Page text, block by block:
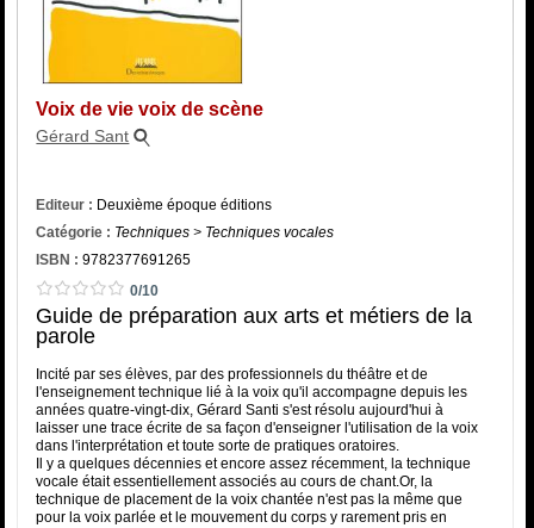
Catégorie
Voix de vie voix de scène
Gérard Sant
Editeur : Deuxième époque éditions
Catégorie : Techniques > Techniques vocales
ISBN : 9782377691265
0/10
Guide de préparation aux arts et métiers de la
parole
Incité par ses élèves, par des professionnels du théâtre et de
l'enseignement technique lié à la voix qu'il accompagne depuis les
années quatre-vingt-dix, Gérard Santi s'est résolu aujourd'hui à
laisser une trace écrite de sa façon d'enseigner l'utilisation de la voix
dans l'interprétation et toute sorte de pratiques oratoires.
Il y a quelques décennies et encore assez récemment, la technique
vocale était essentiellement associés au cours de chant.Or, la
technique de placement de la voix chantée n'est pas la même que
pour la voix parlée et le mouvement du corps y rarement pris en